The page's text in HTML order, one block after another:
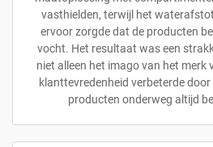
vasthielden, terwijl het
ervoor zorgde dat de producten
vocht. Het resultaat was een
niet alleen het imago van het merk
klanttevredenheid verbeterde
producten onderweg altijd